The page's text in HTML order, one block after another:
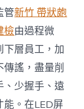
管新竹 帶狀皰
檢由過程微
下層員工，加
謠，盡量削
、少握手、遠
。在LED屏